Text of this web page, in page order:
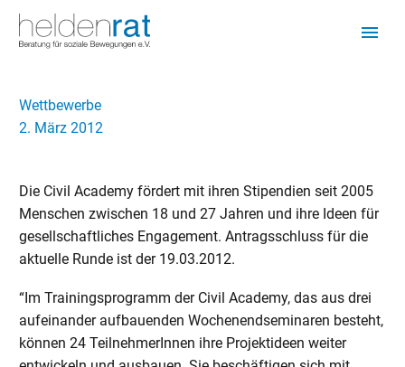
Wettbewerbe
2. März 2012
Die Civil Academy fördert mit ihren Stipendien seit 2005
Menschen zwischen 18 und 27 Jahren und ihre Ideen für
gesellschaftliches Engagement. Antragsschluss für die
aktuelle Runde ist der 19.03.2012.
“Im Trainingsprogramm der Civil Academy, das aus drei
aufeinander aufbauenden Wochenendseminaren besteht,
können 24 TeilnehmerInnen ihre Projektideen weiter